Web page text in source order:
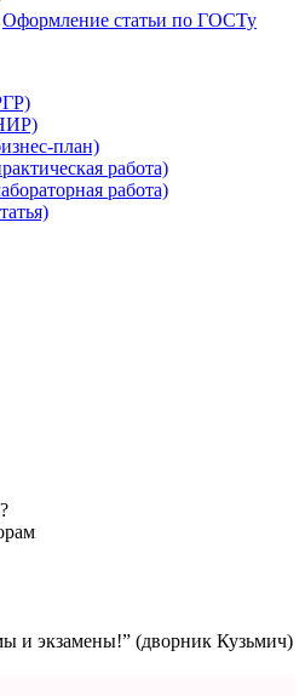
Оформление статьи по ГОСТу
план)
работа)
работа)
и экзамены!” (дворник Кузьмич)